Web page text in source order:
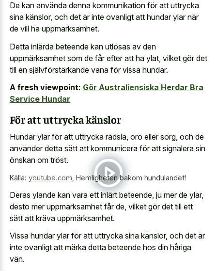
De kan använda denna kommunikation för att uttrycka
sina känslor, och det är inte ovanligt att hundar ylar när
de vill ha uppmärksamhet.
Detta inlärda beteende kan utlösas av den
uppmärksamhet som de får efter att ha ylat, vilket gör det
till en självförstärkande vana för vissa hundar.
A fresh viewpoint: Gör Australiensiska Herdar Bra
Service Hundar
För att uttrycka känslor
Hundar ylar för att uttrycka rädsla, oro eller sorg, och de
använder detta sätt att kommunicera för att signalera sin
önskan om tröst.
Källa: youtube.com Hemligheten bakom hundulandet!
Deras ylande kan vara ett inlärt beteende, ju mer de ylar,
desto mer uppmärksamhet får de, vilket gör det till ett
sätt att kräva uppmärksamhet.
Vissa hundar ylar för att uttrycka sina känslor, och det är
inte ovanligt att märka detta beteende hos din håriga
vän.